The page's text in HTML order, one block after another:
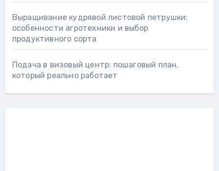
Выращивание кудрявой листовой петрушки:
особенности агротехники и выбор
продуктивного сорта
Подача в визовый центр: пошаговый план,
который реально работает